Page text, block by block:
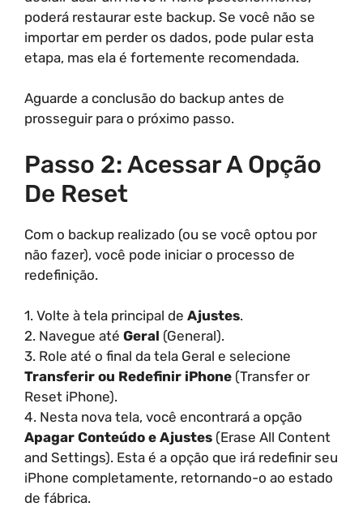
poderá restaurar este backup. Se você não se
importar em perder os dados, pode pular esta
etapa, mas ela é fortemente recomendada.
Aguarde a conclusão do backup antes de
prosseguir para o próximo passo.
Passo 2: Acessar A Opção
De Reset
Com o backup realizado (ou se você optou por
não fazer), você pode iniciar o processo de
redefinição.
1. Volte à tela principal de Ajustes.
2. Navegue até Geral (General).
3. Role até o final da tela Geral e selecione
Transferir ou Redefinir iPhone (Transfer or
Reset iPhone).
4. Nesta nova tela, você encontrará a opção
Apagar Conteúdo e Ajustes (Erase All Content
and Settings). Esta é a opção que irá redefinir seu
iPhone completamente, retornando-o ao estado
de fábrica.